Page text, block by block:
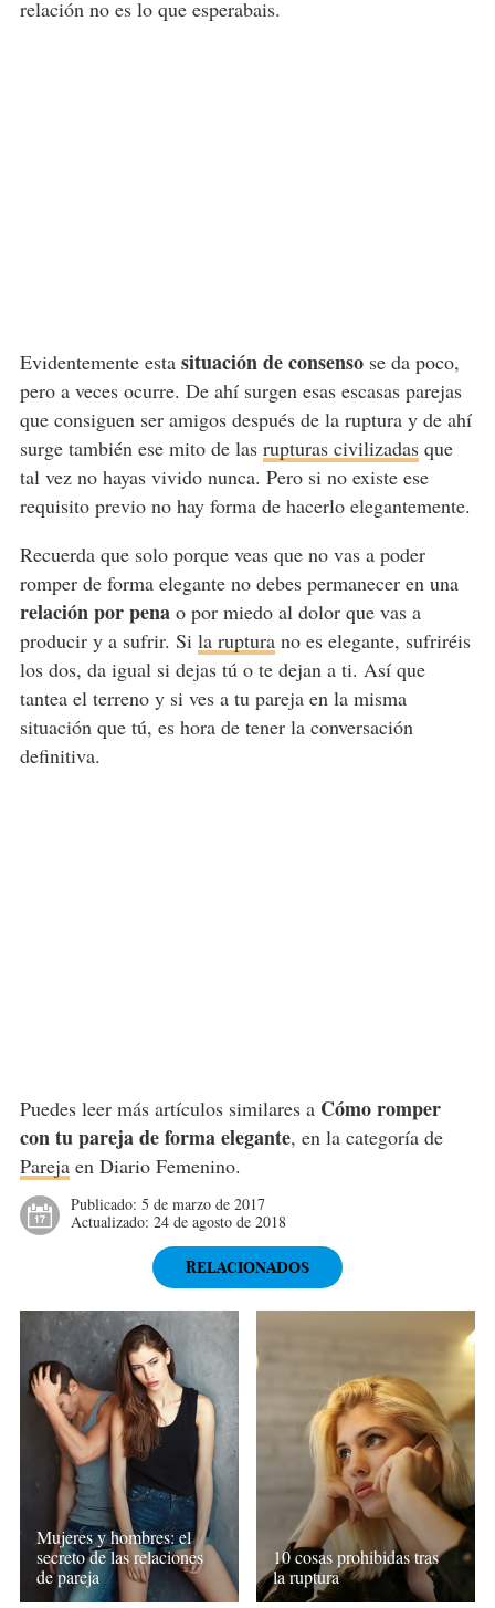
relación no es lo que esperabais.
Evidentemente esta situación de consensose da poco,
pero a veces ocurre. De ahí surgen esas escasas parejas
que consiguen ser amigos después de la ruptura y de ahí
surge también ese mito de las rupturas civilizadasque
tal vez no hayas vivido nunca. Pero si no existe ese
requisito previo no hay forma de hacerlo elegantemente.
Recuerda que solo porque veas que no vas a poder
romper de forma elegante no debes permanecer en una
relación por penao por miedo al dolor que vas a
producir y a sufrir. Si la rupturano es elegante, sufriréis
los dos, da igual si dejas tú o te dejan a ti. Así que
tantea el terreno y si ves a tu pareja en la misma
situación que tú, es hora de tener la conversación
definitiva.
Puedes leer más artículos similares a Cómo romper
con tu pareja de forma elegante, en la categoría de
Parejaen Diario Femenino.
Publicado: 5 de marzo de 2017
Actualizado: 24 de agosto de 2018
RELACIONADOS
Mujeres y hombres: el
secreto de las relaciones
de pareja
10 cosas prohibidas tras
la ruptura